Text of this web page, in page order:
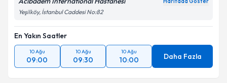
Yeşilköy, İstanbul Caddesi No:82
En Yakın Saatler
10 Ağu
09:00
10 Ağu
09:30
10 Ağu
10:00 Daha Fazla